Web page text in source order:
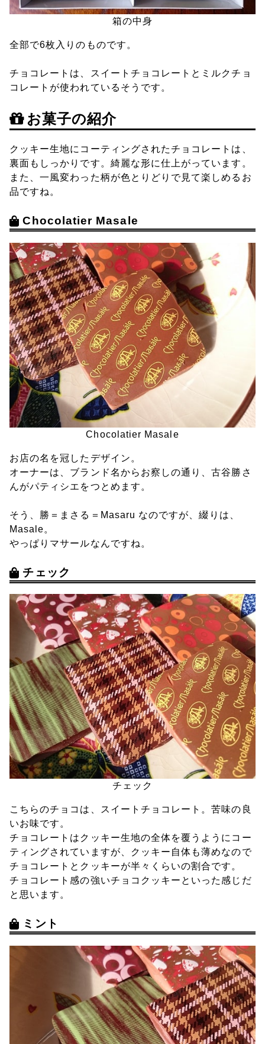
箱の中身
全部で6枚入りのものです。
チョコレートは、スイートチョコレートとミルクチョ
コレートが使われているそうです。
お菓子の紹介
クッキー生地にコーティングされたチョコレートは、
裏面もしっかりです。綺麗な形に仕上がっています。
また、一風変わった柄が色とりどりで見て楽しめるお
品ですね。
Chocolatier Masale
Chocolatier Masale
お店の名を冠したデザイン。
オーナーは、ブランド名からお察しの通り、古谷勝さ
んがパティシエをつとめます。
そう、勝＝まさる＝Masaru なのですが、綴りは、
Masale。
やっぱりマサールなんですね。
チェック
チェック
こちらのチョコは、スイートチョコレート。苦味の良
いお味です。
チョコレートはクッキー生地の全体を覆うようにコー
ティングされていますが、クッキー自体も薄めなので
チョコレートとクッキーが半々くらいの割合です。
チョコレート感の強いチョコクッキーといった感じだ
と思います。
ミント